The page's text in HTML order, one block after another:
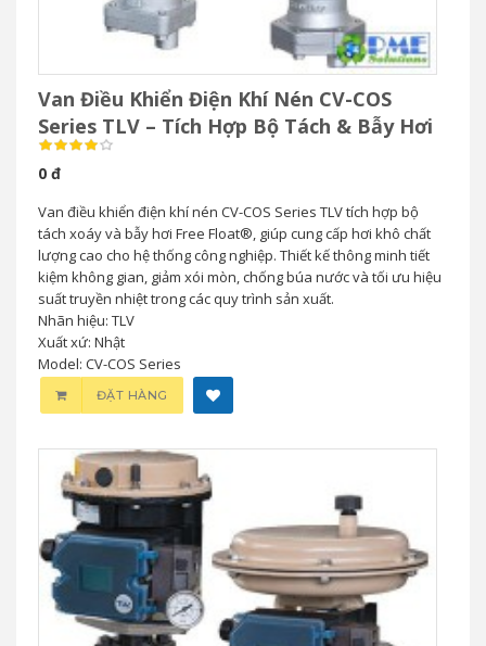
Van Điều Khiển Điện Khí Nén CV-COS
Series TLV – Tích Hợp Bộ Tách & Bẫy Hơi
0 đ
Van điều khiển điện khí nén CV-COS Series TLV tích hợp bộ
tách xoáy và bẫy hơi Free Float®, giúp cung cấp hơi khô chất
lượng cao cho hệ thống công nghiệp. Thiết kế thông minh tiết
kiệm không gian, giảm xói mòn, chống búa nước và tối ưu hiệu
suất truyền nhiệt trong các quy trình sản xuất.
Nhãn hiệu: TLV
Xuất xứ: Nhật
Model: CV-COS Series
ĐẶT HÀNG